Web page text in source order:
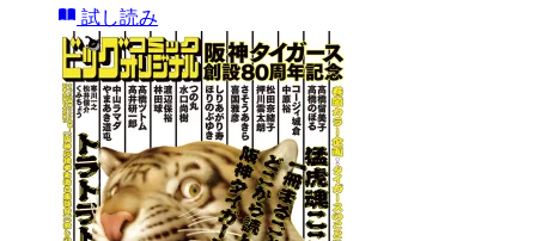
試し読み